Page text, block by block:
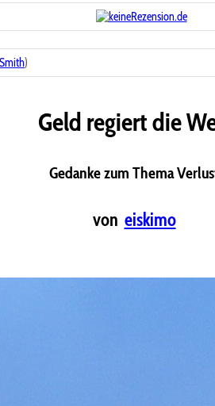
)
Geld regiert die
Gedanke zum Thema
von eiskimo